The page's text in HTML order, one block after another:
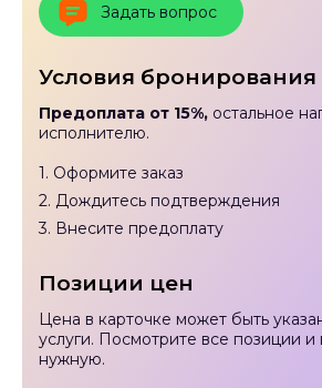
Задать вопрос
Условия бронирования
Предоплата от 15%, остальное
исполнителю.
1. Оформите заказ
2. Дождитесь подтверждения
3. Внесите предоплату
Позиции цен
Цена в карточке может быть
услуги. Посмотрите все позиции и
нужную.